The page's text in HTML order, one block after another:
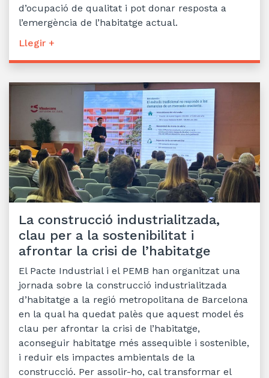
d’ocupació de qualitat i pot donar resposta a
l’emergència de l’habitatge actual.
Llegir +
La construcció industrialitzada,
clau per a la sostenibilitat i
afrontar la crisi de l’habitatge
El Pacte Industrial i el PEMB han organitzat una
jornada sobre la construcció industrialitzada
d’habitatge a la regió metropolitana de Barcelona
en la qual ha quedat palès que aquest model és
clau per afrontar la crisi de l’habitatge,
aconseguir habitatge més assequible i sostenible,
i reduir els impactes ambientals de la
construcció. Per assolir-ho, cal transformar el